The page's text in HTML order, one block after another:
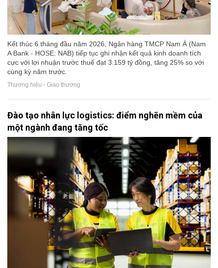
Kết thúc 6 tháng đầu năm 2026, Ngân hàng TMCP Nam Á (Nam
A Bank - HOSE: NAB) tiếp tục ghi nhận kết quả kinh doanh tích
cực với lợi nhuận trước thuế đạt 3.159 tỷ đồng, tăng 25% so với
cùng kỳ năm trước.
Thương hiệu - Giao thương
Đào tạo nhân lực logistics: điểm nghẽn mềm của
một ngành đang tăng tốc